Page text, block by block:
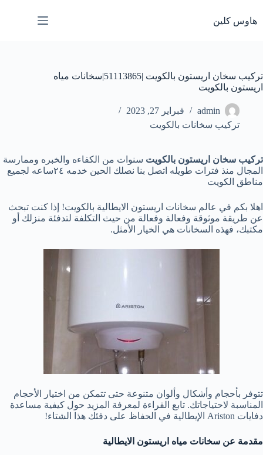
إلى
المحتوى
هاوس كلين
تركيب سخان اريستون بالكويت |51113865|سخانات مياه
اريستون بالكويت
admin
فبراير 27, 2023
تركيب سخانات بالكويت
تركيب سخان اريستون بالكويت سنوات من الكفاءه والخبره وممارسة
المجال منذ فترات طويله اتصل بنا نصلك الحين خدمه ٢٤ساعه لجميع
مناطق الكويت
اهلا بكم في عالم سخانات اريستون الايطالية بالكويت! إذا كنت تبحث
عن طريقة موثوقة وفعالة وفعالة من حيث التكلفة لتدفئة منزلك أو
مكتبك، فهذه السخانات هي الخيار الأمثل.
تتوفر بأحجام وأشكال وألوان متنوعة حتى تتمكن من اختيار الأحجام
المناسبة لاحتياجاتك. تابع القراءة لمعرفة المزيد حول كيفية مساعدة
دفايات Ariston الإيطالية في الحفاظ على دفئك هذا الشتاء!
مقدمة عن سخانات مياه اريستون الايطالية